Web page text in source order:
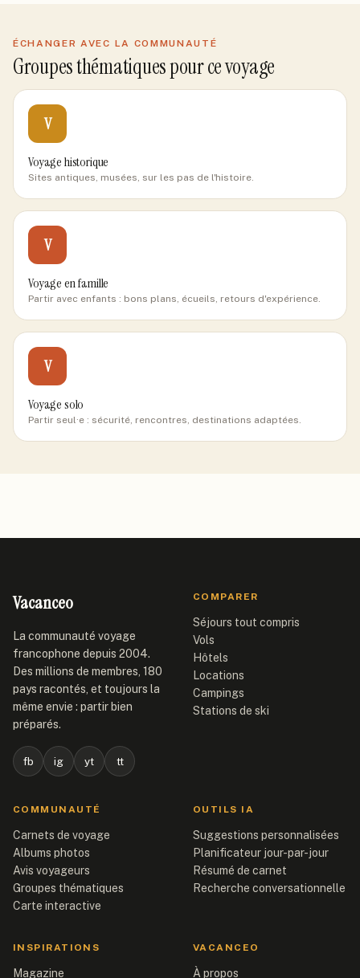
ÉCHANGER AVEC LA COMMUNAUTÉ
Groupes thématiques pour ce voyage
V
Voyage historique
Sites antiques, musées, sur les pas de l'histoire.
V
Voyage en famille
Partir avec enfants : bons plans, écueils, retours d'expérience.
V
Voyage solo
Partir seul·e : sécurité, rencontres, destinations adaptées.
Vacanceo
La communauté voyage
francophone depuis 2004.
Des millions de membres, 180
pays racontés, et toujours la
même envie : partir bien
préparés.
fb ig yt tt
COMPARER
Séjours tout compris
Vols
Hôtels
Locations
Campings
Stations de ski
COMMUNAUTÉ
Carnets de voyage
Albums photos
Avis voyageurs
Groupes thématiques
Carte interactive
OUTILS IA
Suggestions personnalisées
Planificateur jour-par-jour
Résumé de carnet
Recherche conversationnelle
INSPIRATIONS
Magazine
VACANCEO
À propos